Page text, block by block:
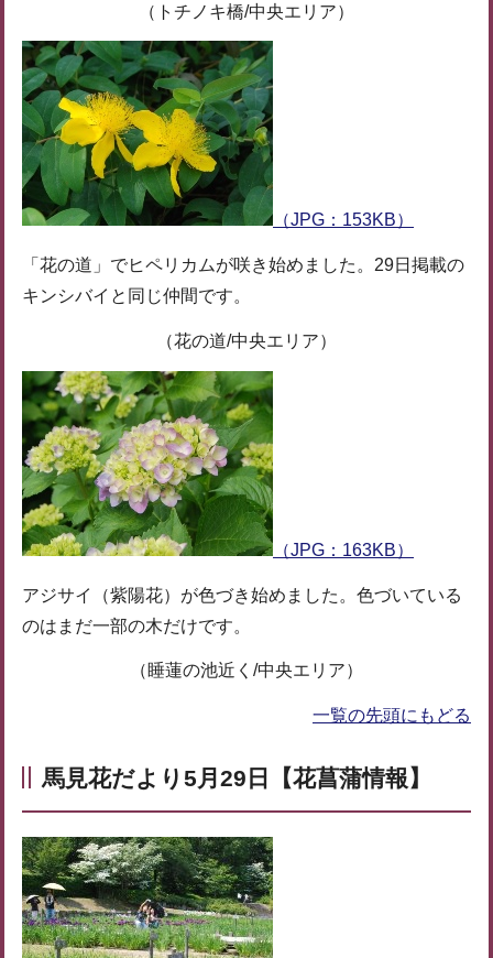
（トチノキ橋/中央エリア）
（JPG：153KB）
「花の道」でヒペリカムが咲き始めました。29日掲載の
キンシバイと同じ仲間です。
（花の道/中央エリア）
（JPG：163KB）
アジサイ（紫陽花）が色づき始めました。色づいている
のはまだ一部の木だけです。
（睡蓮の池近く/中央エリア）
一覧の先頭にもどる
馬見花だより5月29日【花菖蒲情報】